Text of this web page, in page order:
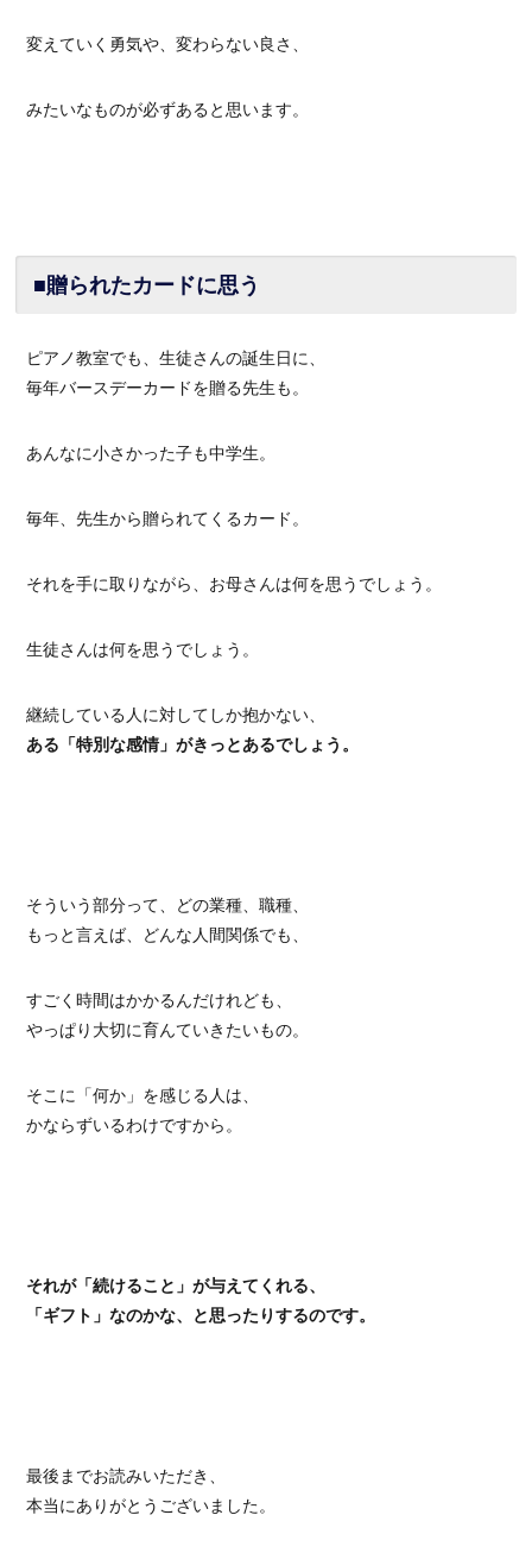
変えていく勇気や、変わらない良さ、
みたいなものが必ずあると思います。
■贈られたカードに思う
ピアノ教室でも、生徒さんの誕生日に、
毎年バースデーカードを贈る先生も。
あんなに小さかった子も中学生。
毎年、先生から贈られてくるカード。
それを手に取りながら、お母さんは何を思うでしょう。
生徒さんは何を思うでしょう。
継続している人に対してしか抱かない、
ある「特別な感情」がきっとあるでしょう。
そういう部分って、どの業種、職種、
もっと言えば、どんな人間関係でも、
すごく時間はかかるんだけれども、
やっぱり大切に育んていきたいもの。
そこに「何か」を感じる人は、
かならずいるわけですから。
それが「続けること」が与えてくれる、
「ギフト」なのかな、と思ったりするのです。
最後までお読みいただき、
本当にありがとうございました。